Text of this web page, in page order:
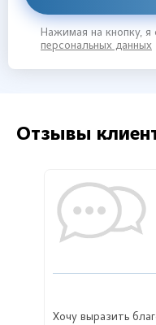
Нажимая на кнопку, я
персональных данных
Отзывы
Хочу выразить